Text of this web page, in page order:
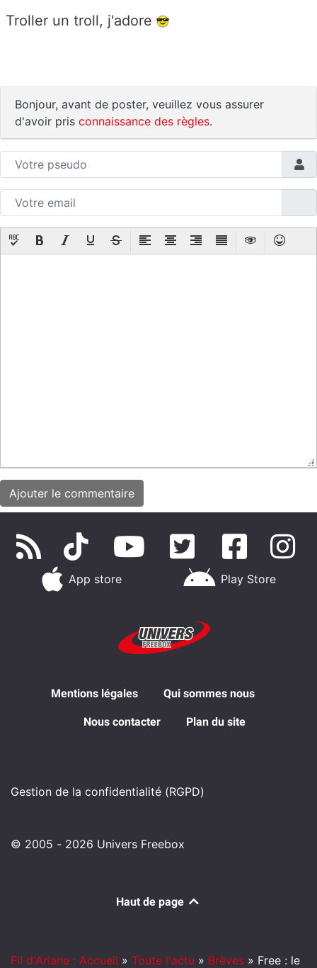
Troller un troll, j'adore
Bonjour, avant de poster, veuillez vous assurer
d'avoir pris connaissance des règles.
App store Play Store
Mentions légales Qui sommes nous
Nous contacter Plan du site
Gestion de la confidentialité (RGPD)
© 2005 - 2026 Univers Freebox
Haut de page
Fil d'Ariane : Accueil » Toute l'actu » Brèves » Free : le